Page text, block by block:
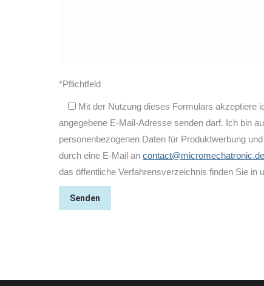
*Pflichtfeld
Mit der Nutzung dieses Formulars akzeptiere
angegebene E-Mail-Adresse senden darf. Ich bin
personenbezogenen Daten für Produktwerbung
durch eine E-Mail an contact@micromechatronic.de
das öffentliche Verfahrensverzeichnis finden Sie in